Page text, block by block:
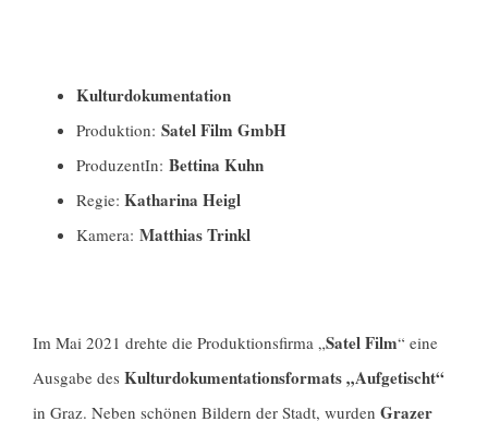
Kulturdokumentation
Produktion: Satel Film GmbH
ProduzentIn: Bettina Kuhn
Regie: Katharina Heigl
Kamera: Matthias Trinkl
Im Mai 2021 drehte die Produktionsfirma „Satel Film“ eine
Ausgabe des Kulturdokumentationsformats „Aufgetischt“
in Graz. Neben schönen Bildern der Stadt, wurden Grazer